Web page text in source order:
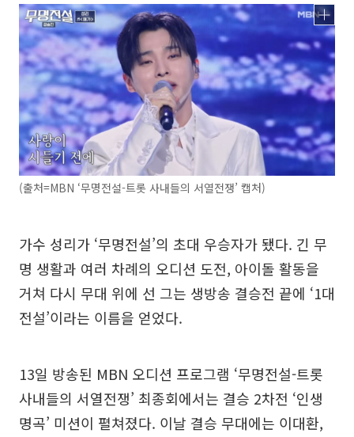
(출처=MBN ‘무명전설-트롯 사내들의 서열전쟁’ 캡처)
가수 성리가 ‘무명전설’의 초대 우승자가 됐다. 긴 무
명 생활과 여러 차례의 오디션 도전, 아이돌 활동을
거쳐 다시 무대 위에 선 그는 생방송 결승전 끝에 ‘1대
전설’이라는 이름을 얻었다.
13일 방송된 MBN 오디션 프로그램 ‘무명전설-트롯
사내들의 서열전쟁’ 최종회에서는 결승 2차전 ‘인생
명곡’ 미션이 펼쳐졌다. 이날 결승 무대에는 이대환,